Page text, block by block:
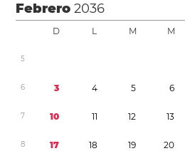
Febrero2036
D L M M
5
6 3 4 5 6
7 10 11 12 13
8 17 18 19 20